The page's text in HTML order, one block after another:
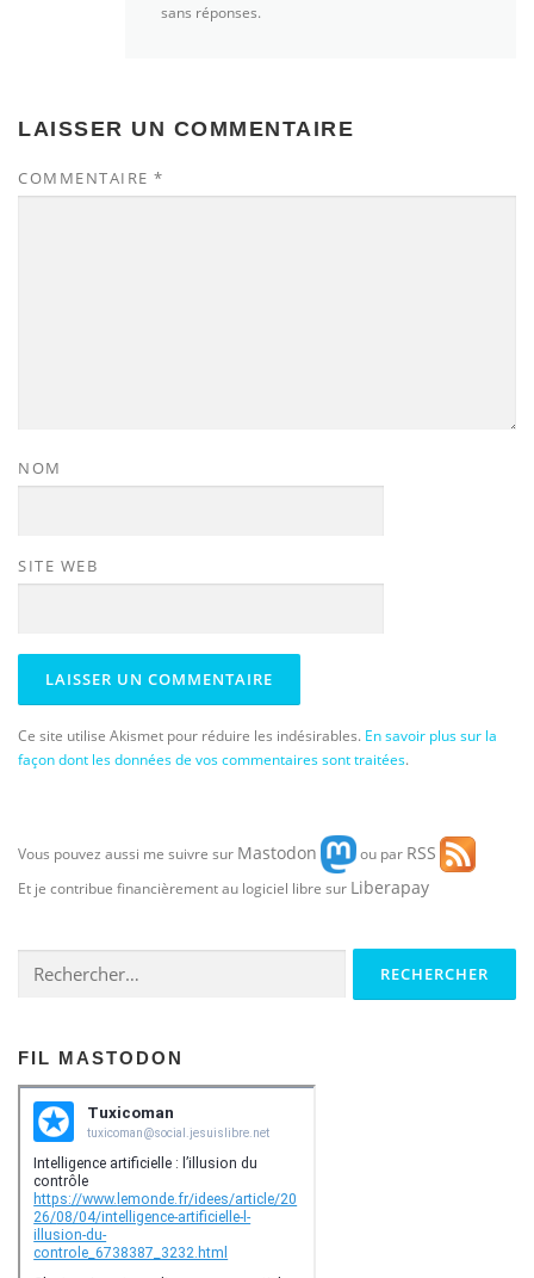
sans réponses.
LAISSER UN COMMENTAIRE
COMMENTAIRE *
NOM
SITE WEB
Ce site utilise Akismet pour réduire les indésirables. En savoir plus sur la
façon dont les données de vos commentaires sont traitées.
Vous pouvez aussi me suivre sur Mastodon ou par RSS
Et je contribue financièrement au logiciel libre sur Liberapay
FIL MASTODON